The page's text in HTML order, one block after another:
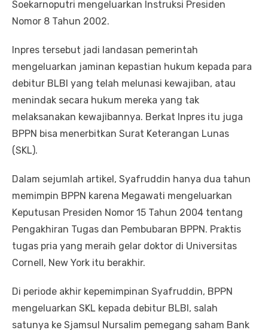
Soekarnoputri mengeluarkan Instruksi Presiden
Nomor 8 Tahun 2002.
Inpres tersebut jadi landasan pemerintah
mengeluarkan jaminan kepastian hukum kepada para
debitur BLBI yang telah melunasi kewajiban, atau
menindak secara hukum mereka yang tak
melaksanakan kewajibannya. Berkat Inpres itu juga
BPPN bisa menerbitkan Surat Keterangan Lunas
(SKL).
Dalam sejumlah artikel, Syafruddin hanya dua tahun
memimpin BPPN karena Megawati mengeluarkan
Keputusan Presiden Nomor 15 Tahun 2004 tentang
Pengakhiran Tugas dan Pembubaran BPPN. Praktis
tugas pria yang meraih gelar doktor di Universitas
Cornell, New York itu berakhir.
Di periode akhir kepemimpinan Syafruddin, BPPN
mengeluarkan SKL kepada debitur BLBI, salah
satunya ke Sjamsul Nursalim pemegang saham Bank